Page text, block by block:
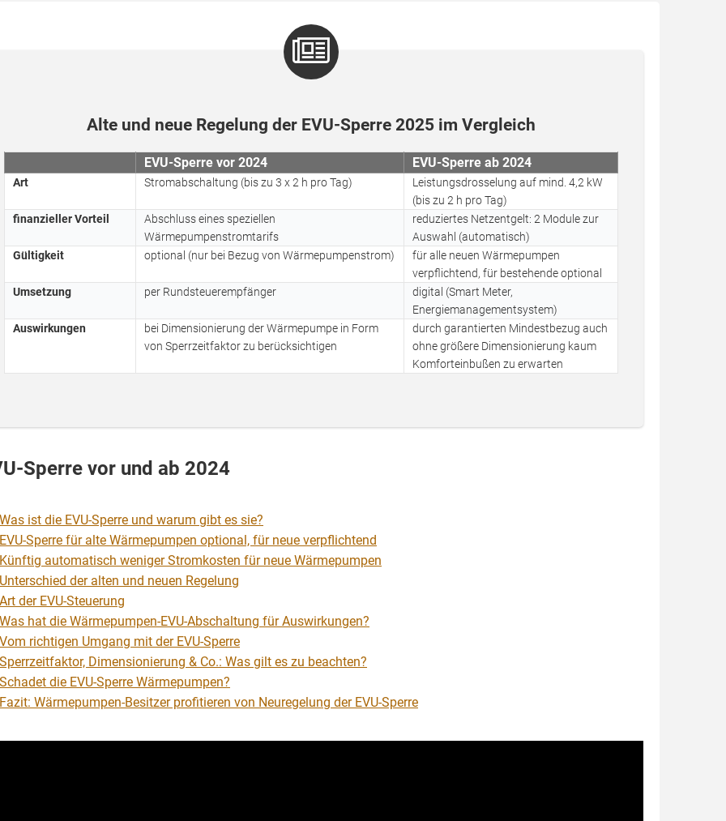
Alte und neue Regelung der EVU-Sperre 2025 im Vergleich
EVU-Sperre vor 2024 EVU-Sperre ab 2024
Art Stromabschaltung (bis zu 3 x 2 h pro Tag)
Leistungsdrosselung auf mind. 4,2 kW
(bis zu 2 h pro Tag)
finanzieller Vorteil
Abschluss eines speziellen
Wärmepumpenstromtarifs
reduziertes Netzentgelt: 2 Module zur
Auswahl (automatisch)
Gültigkeit
optional (nur bei Bezug von Wärmepumpenstrom)
für alle neuen Wärmepumpen
verpflichtend, für bestehende optional
Umsetzung
per Rundsteuerempfänger
digital (Smart Meter,
Energiemanagementsystem)
Auswirkungen
bei Dimensionierung der Wärmepumpe in Form
von Sperrzeitfaktor zu berücksichtigen
durch garantierten Mindestbezug auch
ohne größere Dimensionierung kaum
Komforteinbußen zu erwarten
Sperre vor und ab 2024
Was ist die EVU-Sperre und warum gibt es sie?
EVU-Sperre für alte Wärmepumpen optional, für neue verpflichtend
Künftig automatisch weniger Stromkosten für neue Wärmepumpen
Unterschied der alten und neuen Regelung
Art der EVU-Steuerung
Was hat die Wärmepumpen-EVU-Abschaltung für Auswirkungen?
Vom richtigen Umgang mit der EVU-Sperre
Sperrzeitfaktor, Dimensionierung & Co.: Was gilt es zu beachten?
Schadet die EVU-Sperre Wärmepumpen?
Fazit: Wärmepumpen-Besitzer profitieren von Neuregelung der EVU-Sperre